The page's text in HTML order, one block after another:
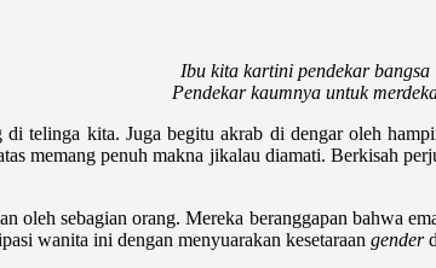
Ibu kita kartini pendekar bangsa
Pendekar kaumnya untuk
telinga kita. Juga begitu akrab di dengar oleh
memang penuh makna jikalau diamati. Berkisah
sebagian orang. Mereka beranggapan bahwa
wanita ini dengan menyuarakan kesetaraan gender